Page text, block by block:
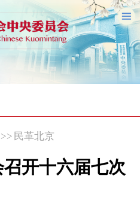
>> 民革北京
开十六届七次